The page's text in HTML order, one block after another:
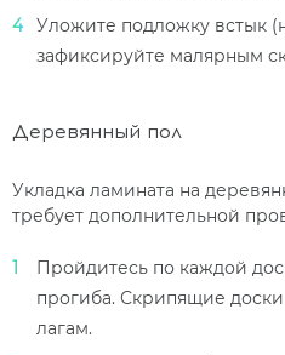
Уложите подложку встык
зафиксируйте малярным
Деревянный пол
Укладка ламината на
требует дополнительной
Пройдитесь по каждой
прогиба. Скрипящие
лагам.